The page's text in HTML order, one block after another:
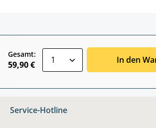
Gesamt:
59,90 € In den
Service-Hotline